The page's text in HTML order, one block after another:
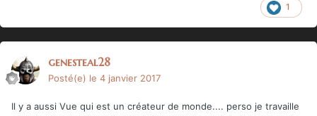
1
genesteal28
Posté(e) le 4 janvier 2017
Il y a aussi Vue qui est un créateur de monde.... perso je travaille